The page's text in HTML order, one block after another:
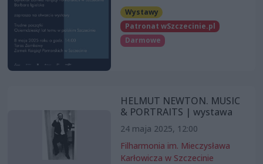
Wystawy
Patronat wSzczecinie.pl
Darmowe
HELMUT NEWTON. MUSIC
& PORTRAITS | wystawa
24 maja 2025, 12:00
Filharmonia im. Mieczysława
Karłowicza w Szczecinie